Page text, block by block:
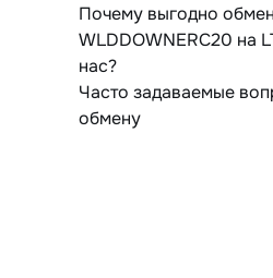
Почему выгодно
WLDDOWNERC20 на
нас?
Часто задаваемые
обмену